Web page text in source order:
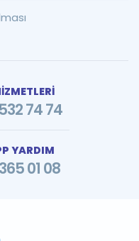
74 74
YARDIM
01 08